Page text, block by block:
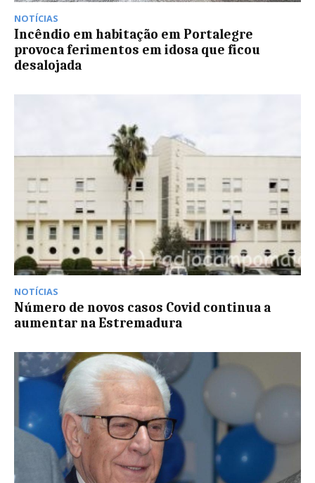
NOTÍCIAS
Incêndio em habitação em Portalegre
provoca ferimentos em idosa que ficou
desalojada
NOTÍCIAS
Número de novos casos Covid continua a
aumentar na Estremadura